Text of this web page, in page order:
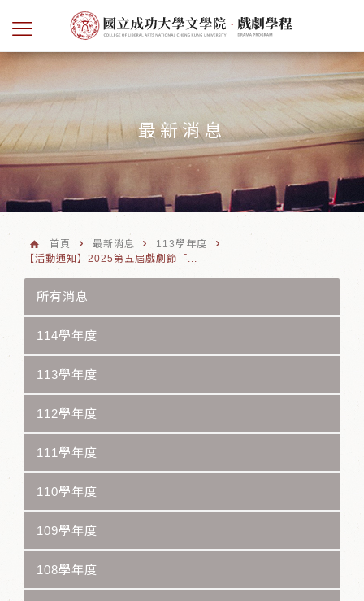
最新消息
首頁 最新消息
113學年度
【活動通知】2025第五屆戲劇節「...
所有消息
114學年度
113學年度
112學年度
111學年度
110學年度
109學年度
108學年度